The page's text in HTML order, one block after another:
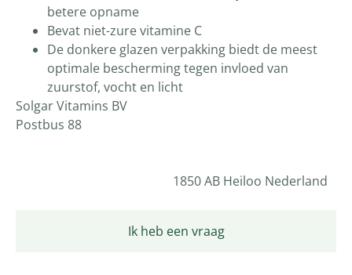
Ik heb een vraag
betere opname
Bevat niet-zure vitamine C
De donkere glazen verpakking biedt de meest
optimale bescherming tegen invloed van
zuurstof, vocht en licht
Solgar Vitamins BV
Postbus 88
1850 AB Heiloo Nederland